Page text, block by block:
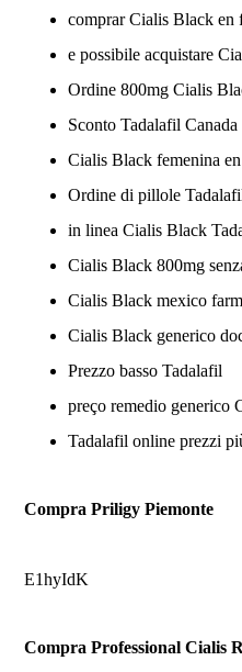
comprar Cialis Black en
e possibile acquistare
Ordine 800mg Cialis
Sconto Tadalafil Canada
Cialis Black femenina
Ordine di pillole
in linea Cialis Black
Cialis Black 800mg
Cialis Black mexico
Cialis Black generico
Prezzo basso Tadalafil
preço remedio generico
Tadalafil online prezzi
Compra Priligy Piemonte
E1hyIdK
Compra Professional Cialis